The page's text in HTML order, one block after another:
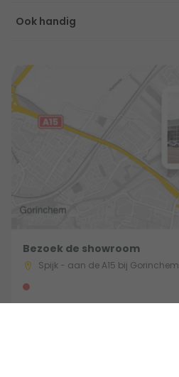
Ook handig
Bezoek de showroom
Spijk - aan de A15 bij Gorinchem